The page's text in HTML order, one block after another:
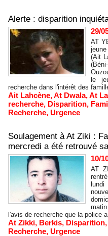
Alerte : disparition
29/
AT
(Ait
le
recherche dans l'intérêt des
Ait Lahcène,At Dwala,At
recherche, Disparition,
Recherche, Urgence
Soulagement à At Ziki :
mercredi a été retrouvé
10/
AT
l'avis de recherche que la police
At Zikki, Berkis, Disparition,
Recherche, Urgence